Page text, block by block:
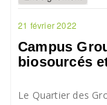
21 février 2022
Campus
biosourcés
Le Quartier des